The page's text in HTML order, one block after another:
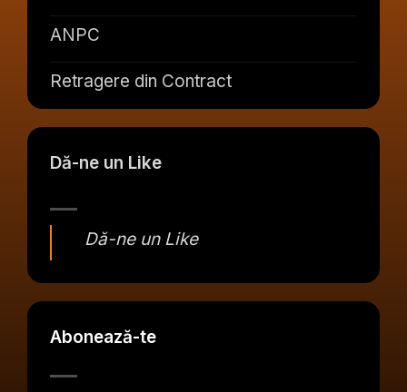
ANPC
Retragere din Contract
Dă-ne un Like
Dă-ne un Like
Abonează-te